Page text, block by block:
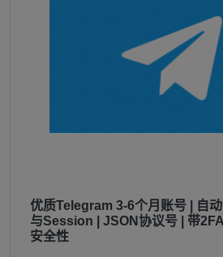
优质Telegram 3-6个月账号 | 自
与Session | JSON协议号 | 带
安全性